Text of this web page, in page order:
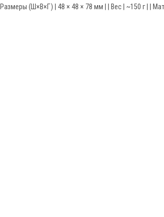
(Ш×В×Г) | 48 × 48 × 78 мм | | Вес | ~150 г | |